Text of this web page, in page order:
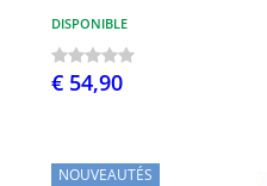
DISPONIBLE
€ 54,90
NOUVEAUTÉS